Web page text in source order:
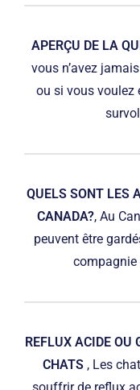
APERÇU DE LA
vous n’avez
ou si vous voulez
QUELS SONT LES
CANADA?, Au
peuvent être
compagnie
REFLUX ACIDE
CHATS , Les